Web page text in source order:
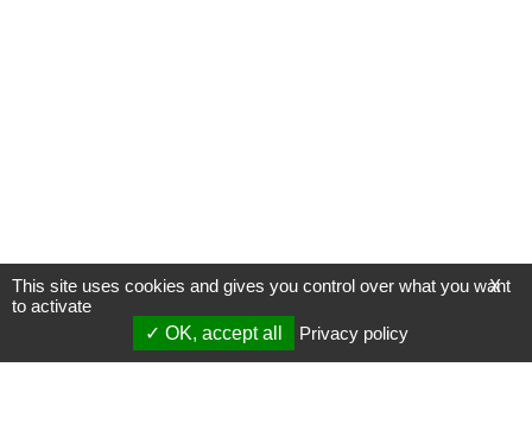
X
This site uses cookies and gives you control over what you want
to activate
OK, accept all
Privacy policy